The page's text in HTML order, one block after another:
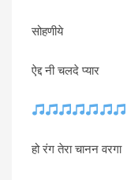
सोहणीये
ऐद्द नी चलदे प्यार
हो रंग तेरा चानन वरगा